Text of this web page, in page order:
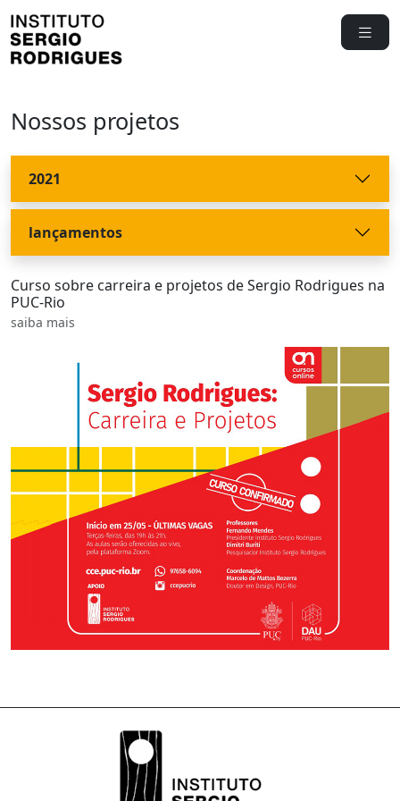
Nossos projetos
2021
lançamentos
Curso sobre carreira e projetos de Sergio Rodrigues na
PUC-Rio
saiba mais